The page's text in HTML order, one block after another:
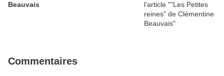
Beauvais
Commentaires